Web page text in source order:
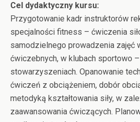
Cel dydaktyczny kursu:
Przygotowanie kadr instruktorów
specjalności fitness – ćwiczenia
samodzielnego prowadzenia zajęć
ćwiczebnych, w klubach sportowo
stowarzyszeniach. Opanowanie
ćwiczeń z obciążeniem, dobór
metodyką kształtowania siły, w
zaawansowania ćwiczących.